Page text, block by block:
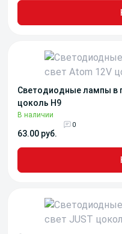
Светодиодные лампы в
цоколь H9
В наличии
0
63.00 руб.